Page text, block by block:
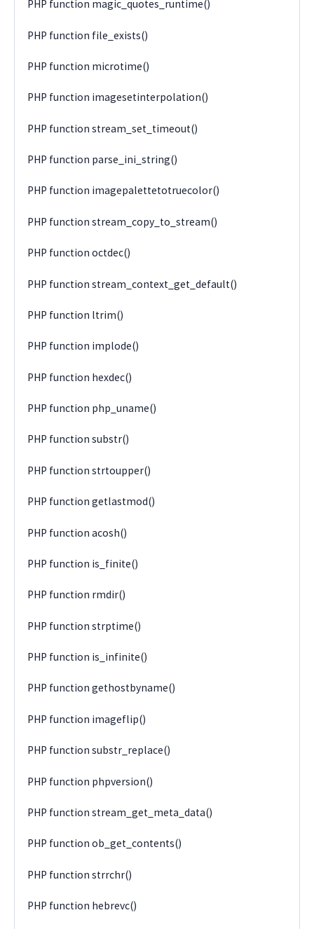
PHP function magic_quotes_runtime()
PHP function file_exists()
PHP function microtime()
PHP function imagesetinterpolation()
PHP function stream_set_timeout()
PHP function parse_ini_string()
PHP function imagepalettetotruecolor()
PHP function stream_copy_to_stream()
PHP function octdec()
PHP function stream_context_get_default()
PHP function ltrim()
PHP function implode()
PHP function hexdec()
PHP function php_uname()
PHP function substr()
PHP function strtoupper()
PHP function getlastmod()
PHP function acosh()
PHP function is_finite()
PHP function rmdir()
PHP function strptime()
PHP function is_infinite()
PHP function gethostbyname()
PHP function imageflip()
PHP function substr_replace()
PHP function phpversion()
PHP function stream_get_meta_data()
PHP function ob_get_contents()
PHP function strrchr()
PHP function hebrevc()